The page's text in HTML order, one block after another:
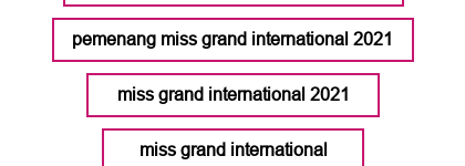
miss grand international
miss grand international 2021
pemenang miss grand international 2021